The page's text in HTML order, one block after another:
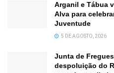
Arganil e Tábua
Alva para
Juventude
5 DE AGOSTO, 2026
Junta de
despoluição do